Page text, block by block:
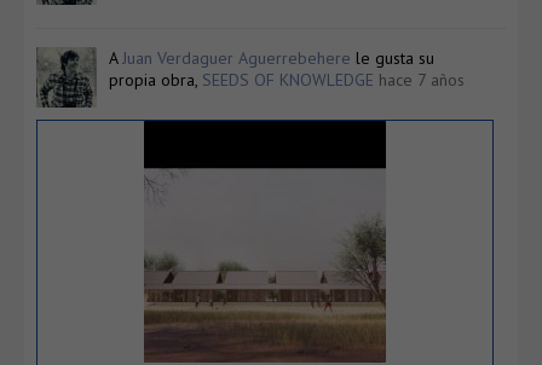
AJuan Verdaguer Aguerrebehere le gusta su
propia obra, SEEDS OF KNOWLEDGE hace 7 años